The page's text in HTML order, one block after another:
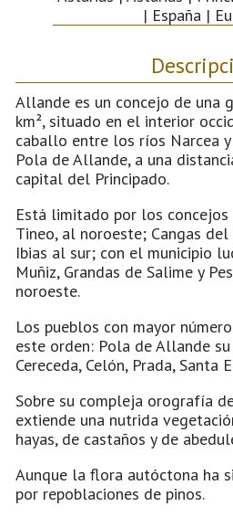
| España |
Allande es un concejo de una
km², situado en el interior
caballo entre los ríos Narcea
Pola de Allande, a una
capital del Principado.
Está limitado por los
Tineo, al noroeste; Cangas
Ibias al sur; con el municipio
Muñiz, Grandas de Salime y
noroeste.
Los pueblos con mayor
este orden: Pola de Allande
Cereceda, Celón, Prada, Santa
Sobre su compleja orografía
extiende una nutrida
hayas, de castaños y de
Aunque la flora autóctona ha
por repoblaciones de pinos.